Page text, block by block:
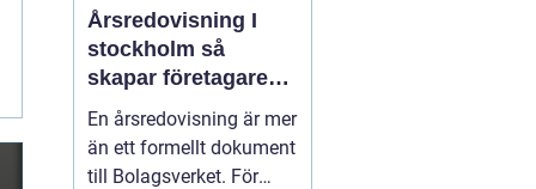
Årsredovisning I
stockholm så
skapar företagare
trygghet och
kontroll
En årsredovisning är mer
än ett formellt dokument
till Bolagsverket. För